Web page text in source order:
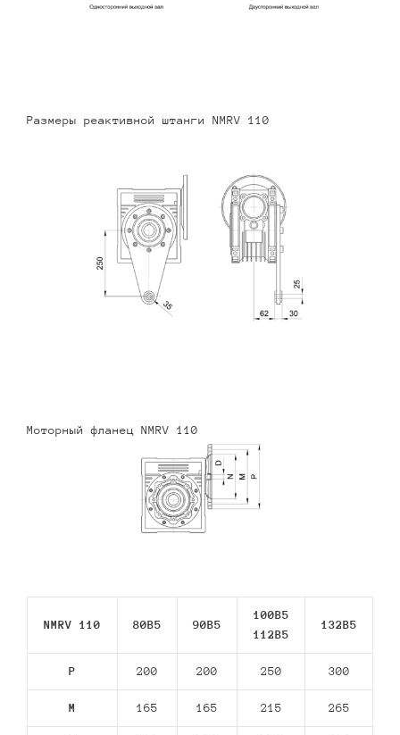
Размеры реактивной штанги NMRV 110
Моторный фланец NMRV 110
NMRV 110 80В5 90В5
100B5
112В5
132В5
P 200 200 250 300
M 165 165 215 265